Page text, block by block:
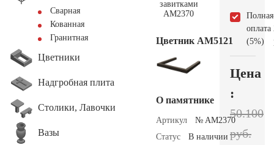
Сварная
Кованная
Гранитная
Цветники
Надгробная плита
Столики, Лавочки
Вазы
Цветник АМ5121
О памятнике
Артикул
№ AM2370
Статус
В наличии
Полная
оплата
(5%)
Цена
:
50.100
руб.